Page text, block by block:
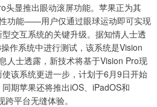
头显推出眼动滚屏功能。苹果正为其
功能——用户仅通过眼球运动即可实现
交互系统的关键升级。据知情人士透
作系统中进行测试，该系统是Vision
人士透露，新技术将基于Vision Pro现
该系统更进一步，计划于6月9日开始
期苹果还将推出iOS、iPadOS和
平台无缝体验。